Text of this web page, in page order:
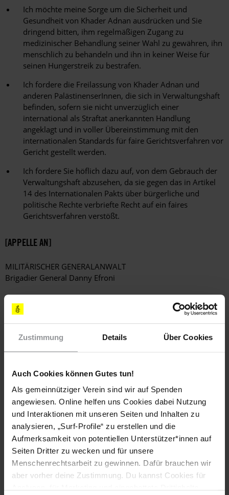
Zustimmung Details Über Cookies
Auch Cookies können Gutes tun!
Als gemeinnütziger Verein sind wir auf Spenden
angewiesen. Online helfen uns Cookies dabei Nutzung
und Interaktionen mit unseren Seiten und Inhalten zu
analysieren, „Surf-Profile“ zu erstellen und die
Aufmerksamkeit von potentiellen Unterstützer*innen auf
Seiten Dritter zu wecken und für unsere
Menschenrechtsarbeit zu gewinnen. Dafür brauchen wir
aber vorher deine Zustimmung. Du kannst Cookies für
Ich möchte meine Sorge um die Sicherheit und
Gesundheit von Khader Adnan ausdrücken und Sie
dringend bitten, ihm regelmäßigen Zugang zu
medizinischer Behandlung seiner Wahl zu gewähren, ihn
menschlich zu behandeln und ihn in keiner Weise für
seinen Hungerstreik zu bestrafen.
Ich fordere die Freilassung von Khader Adnan und
anderen PalästinenserInnen, die sich in Verwaltungshaft
befinden, sofern sie nicht unverzüglich einer
international als Straftat anerkannten Handlung
angeklagt und in voller Übereinstimmung mit den
internationalen Standards für faire Gerichtsverfahren vor
Gericht gestellt werden.
Ich fordere Sie höflich dazu auf, von dem Gebrauch der
Verwaltungshaft abzusehen, da sie gegen das in Artikel
14 des Internationalen Pakts über bürgerliche und
politische Rechte verbriefte Recht auf ein faires
Gerichtsverfahren verstößt.
[APPELLE AN]
MILITÄRISCHER GENERALANWALT
Brigadier General Danny Efroni
Hakirya, Tel Aviv
ISRAEL
E-Mail: avimn@idf.gov.il
KOMMANDEUR DES ZENTRALKOMMANDOS DER
STREITKRÄFTE - WESTJORDANLAND
GOC Central Command
Military Post 01149, Battalion 877
Israel Defence Forces
ISRAEL
(korrekte Anrede: Dear Major-General Avi Mizrahi / Sehr